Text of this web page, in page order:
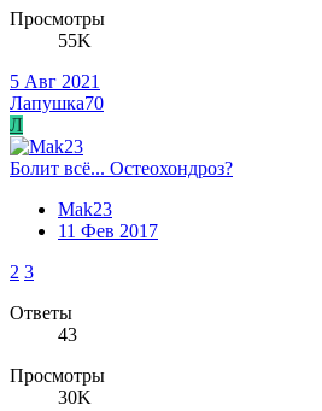
Просмотры
55K
5 Авг 2021
Лапушка70
Л
Болит всё... Остеохондроз?
Mak23
11 Фев 2017
2 3
Ответы
43
Просмотры
30K